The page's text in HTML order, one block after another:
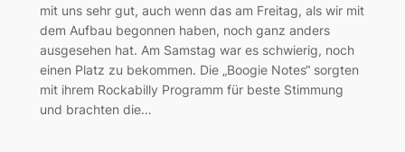
mit uns sehr gut, auch wenn das am Freitag, als wir mit
dem Aufbau begonnen haben, noch ganz anders
ausgesehen hat. Am Samstag war es schwierig, noch
einen Platz zu bekommen. Die „Boogie Notes“ sorgten
mit ihrem Rockabilly Programm für beste Stimmung
und brachten die…